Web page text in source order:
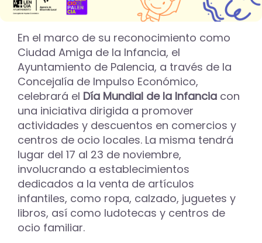
En el marco de su reconocimiento como
Ciudad Amiga de la Infancia, el
Ayuntamiento de Palencia, a través de la
Concejalía de Impulso Económico,
celebrará el Día Mundial de la Infancia con
una iniciativa dirigida a promover
actividades y descuentos en comercios y
centros de ocio locales. La misma tendrá
lugar del 17 al 23 de noviembre,
involucrando a establecimientos
dedicados a la venta de artículos
infantiles, como ropa, calzado, juguetes y
libros, así como ludotecas y centros de
ocio familiar.